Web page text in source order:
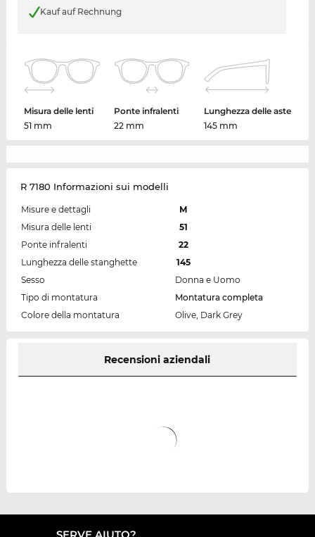
Kauf auf Rechnung
Misura delle lenti
51 mm
Ponte infralenti
22 mm
Lunghezza delle aste
145 mm
R 7180 Informazioni sui modelli
Misure e dettagli
M
Misura delle lenti
51
Ponte infralenti
22
Lunghezza delle stanghette
145
Sesso
Donna e Uomo
Tipo di montatura
Montatura completa
Colore della montatura
Olive, Dark Grey
Recensioni aziendali